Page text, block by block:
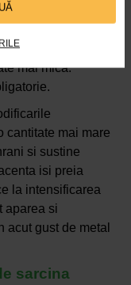
al uterului.
dureaza mai
mai mica.
cantitate mai mare
si sustine
isi preia
la intensificarea
aparea si
acut gust de metal
sarcina